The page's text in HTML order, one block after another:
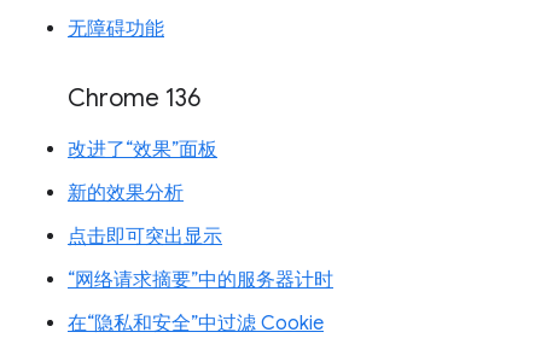
无障碍功能
Chrome 136
改进了“效果”面板
新的效果分析
点击即可突出显示
“网络请求摘要”中的服务器计时
在“隐私和安全”中过滤 Cookie